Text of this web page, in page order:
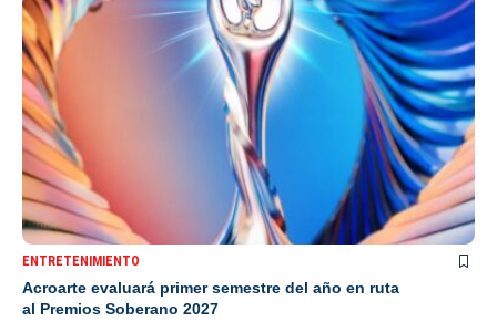
ENTRETENIMIENTO
Acroarte evaluará primer semestre del año en ruta
al Premios Soberano 2027